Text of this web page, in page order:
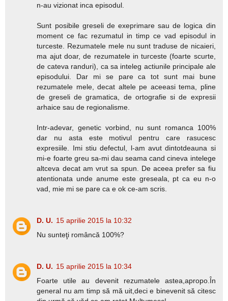
n-au vizionat inca episodul.
Sunt posibile greseli de exeprimare sau de logica din
moment ce fac rezumatul in timp ce vad episodul in
turceste. Rezumatele mele nu sunt traduse de nicaieri,
ma ajut doar, de rezumatele in turceste (foarte scurte,
de cateva randuri), ca sa inteleg actiunile principale ale
episodului. Dar mi se pare ca tot sunt mai bune
rezumatele mele, decat altele pe aceeasi tema, pline
de greseli de gramatica, de ortografie si de expresii
arhaice sau de regionalisme.
Intr-adevar, genetic vorbind, nu sunt romanca 100%
dar nu asta este motivul pentru care rasucesc
expresiile. Imi stiu defectul, l-am avut dintotdeauna si
mi-e foarte greu sa-mi dau seama cand cineva intelege
altceva decat am vrut sa spun. De aceea prefer sa fiu
atentionata unde anume este greseala, pt ca eu n-o
vad, mie mi se pare ca e ok ce-am scris.
D. U. 15 aprilie 2015 la 10:32
Nu sunteţi româncă 100%?
D. U. 15 aprilie 2015 la 10:34
Foarte utile au devenit rezumatele astea,apropo.În
general nu am timp să mă uit,deci e binevenit să citesc